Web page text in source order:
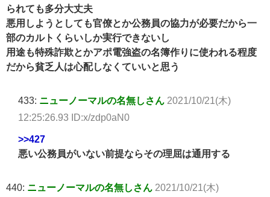
られても多分大丈夫
悪用しようとしても官僚とか公務員の協力が必要だから一
部のカルトくらいしか実行できないし
用途も特殊詐欺とかアポ電強盗の名簿作りに使われる程度
だから貧乏人は心配しなくていいと思う
433: ニューノーマルの名無しさん 2021/10/21(木)
12:25:26.93 ID:x/zdp0aN0
>>427
悪い公務員がいない前提ならその理屈は通用する
440: ニューノーマルの名無しさん 2021/10/21(木)